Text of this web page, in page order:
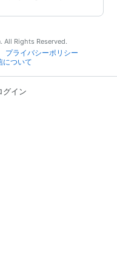
Rights Reserved.
プライバシーポリシー
について
グイン